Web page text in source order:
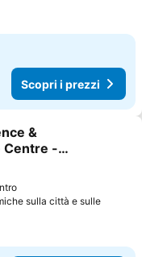
Scopri i prezzi
ai preferiti
&
Centre -
sulla città e sulle